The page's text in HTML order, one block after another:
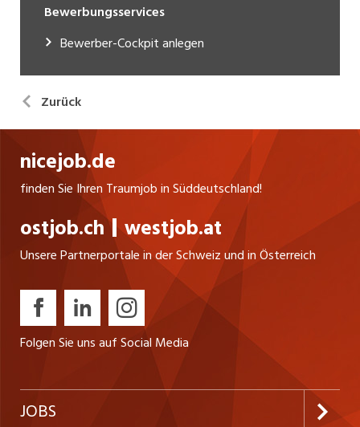
Bewerbungsservices
Bewerber-Cockpit anlegen
Zurück
nicejob.de
finden Sie Ihren Traumjob in Süddeutschland!
ostjob.ch westjob.at
Unsere Partnerportale in der Schweiz und in Österreich
Folgen Sie uns auf Social Media
JOBS